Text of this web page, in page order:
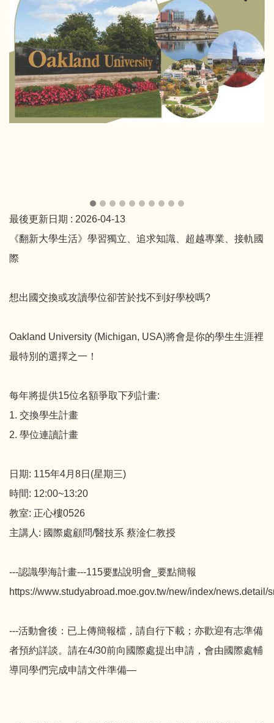
最後更新日期 : 2026-04-13
《翻新大學生活》學習獨立、追求知識、超越專業、接軌國
際
想出國交換或攻讀學位卻苦於找不到好學校嗎?
Oakland University (Michigan, USA)將會是你的學生生涯裡
最特別的選擇之一！
每年將提供15位名額爭取下列計畫:
1. 交換學生計畫
2. 學位連讀計畫
日期: 115年4月8日(星期三)
時間: 12:00~13:20
教室: 正心樓0526
主講人: 國際處顧問/醫技系 蔡淦仁教授
---認識學海計畫---115要點說明會_要點簡報
https://www.studyabroad.moe.gov.tw/new/index/news.detail/
---活動會後：已上傳簡報檔，請自行下載；亦歡迎有志準備
者預約詳談。請在4/30前向國際處提出申請，會由國際處輔
導同學們完成申請文件準備—